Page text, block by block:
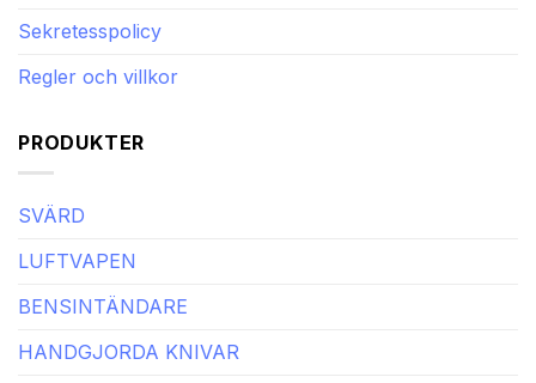
Sekretesspolicy
Regler och villkor
PRODUKTER
SVÄRD
LUFTVAPEN
BENSINTÄNDARE
HANDGJORDA KNIVAR